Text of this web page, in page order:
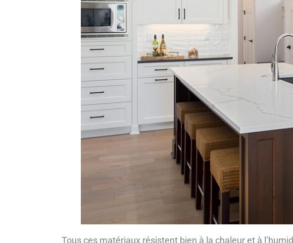
Tous ces matériaux résistent bien à la chaleur et à